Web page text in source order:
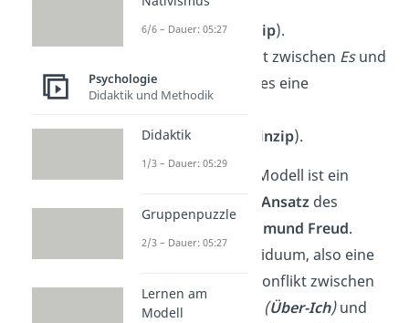
(Moralitätsprinzip).
vermittelt zwischen Esund
Über-Ich
, indem es eine
fällt (Realitätsprinzip).
Das Drei-Instanzen-Modell ist ein
psychoanalytischer Ansatzdes
Wissenschaftlers
Sigmund Freud.
Dabei steht ein Individuum, also eine
Person, ständig im Konflikt zwischen
moralischen Werten
(Über-Ich)und
6/6 – Dauer: 05:27
Psychologie
Didaktik und Methodik
Didaktik
1/3 – Dauer: 05:29
Gruppenpuzzle
2/3 – Dauer: 05:27
Lernen am
Modell